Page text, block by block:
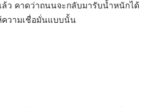
ล้ว คาดว่าถนนจะกลับมารับน้ำหนักได้
ความเชื่อมั่นแบบนั้น